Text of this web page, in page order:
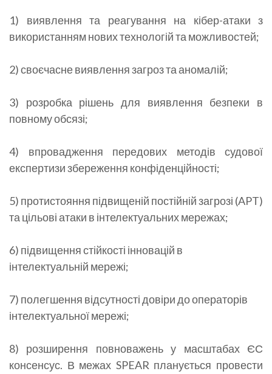
1) виявлення та реагування на кібер-атаки з
використанням нових технологій та можливостей;
2) своєчасне виявлення загроз та аномалій;
3) розробка рішень для виявлення безпеки в
повному обсязі;
4) впровадження передових методів судової
експертизи збереження конфіденційності;
5) протистояння підвищеній постійній загрозі (APT)
та цільові атаки в інтелектуальних мережах;
6) підвищення стійкості інновацій в
інтелектуальній мережі;
7) полегшення відсутності довіри до операторів
інтелектуальної мережі;
8) розширення повноважень у масштабах ЄС
консенсус. В межах SPEAR планується провести